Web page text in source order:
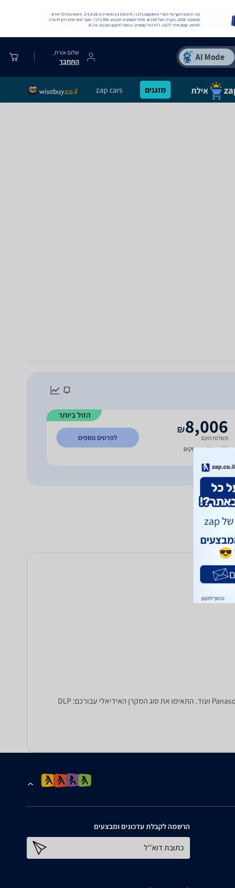
שלום אורח,
התחבר
מזגנים zap cars
הזול ביותר
8,006
₪
משלוח חינם
עד 14 ימי עסקים
לפרטים נוספים
מעוניינים לרכוש מקרן? ב-zap השוואת מחירים תוכלו להשוות בין מקרנים של מיטב היצרנים: BenQ, טושיבה, Panasonic, Epson, Hitachi ועוד. התאימו את סוג המקרן האידיאלי עבורכם: DLP
הרשמה לקבלת עדכונים ומבצעים
כתובת דוא''ל